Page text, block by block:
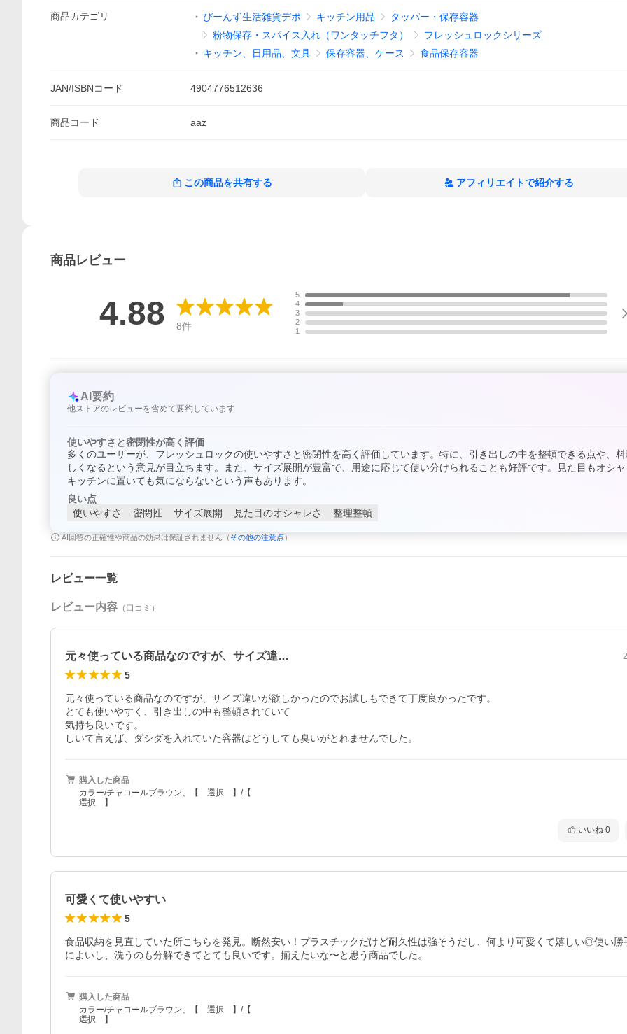
商品カテゴリ びーんず生活雑貨デポ キッチン用品
タッパー・保存容器
粉物保存・スパイス入れ（ワンタッチフタ）
フレッシュロックシリーズ
キッチン、日用品、文具
保存容器、ケース 食品保存容器
JAN/ISBNコード 4904776512636
商品コード aaz
この商品を共有する アフィリエイトで紹介する
商品レビュー
4.88 8件
5
4
3
2
1
AI要約
他ストアのレビューを含めて要約しています
使いやすさと密閉性が高く評価
多くのユーザーが、フレッシュロックの使いやすさと密閉性を高く評価しています。特に、引き出しの中を整頓できる点や、
しくなるという意見が目立ちます。また、サイズ展開が豊富で、用途に応じて使い分けられることも好評です。見た目もオシ
キッチンに置いても気にならないという声もあります。
良い点
使いやすさ
密閉性 サイズ展開 見た目のオシャレさ 整理整頓
AI回答の正確性や商品の効果は保証されません（ その他の注意点 ）
レビュー一覧
レビュー内容 （口コミ）
元々使っている商品なのですが、サイズ違…
5
元々使っている商品なのですが、サイズ違いが欲しかったのでお試しもできて丁度良かったです。
とても使いやすく、引き出しの中も整頓されていて
気持ち良いです。
しいて言えば、ダシダを入れていた容器はどうしても臭いがとれませんでした。
購入した商品
カラー/チャコールブラウン、【 選択 】/【
選択 】
いいね 0
可愛くて使いやすい
5
食品収納を見直していた所こちらを発見。断然安い！プラスチックだけど耐久性は強そうだし、何より可愛くて嬉しい◎使い勝
によいし、洗うのも分解できてとても良いです。揃えたいな〜と思う商品でした。
購入した商品
カラー/チャコールブラウン、【 選択 】/【
選択 】